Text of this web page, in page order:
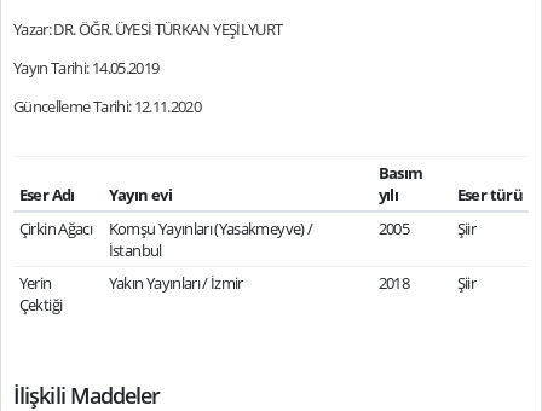
Yazar: DR. ÖĞR. ÜYESİ TÜRKAN YEŞİLYURT
Yayın Tarihi: 14.05.2019
Güncelleme Tarihi: 12.11.2020
Eser Adı Yayın evi
Basım
yılı
Eser türü
Çirkin Ağacı
Komşu Yayınları (Yasakmeyve) /
İstanbul
2005 Şiir
Yerin
Çektiği
Yakın Yayınları / İzmir 2018 Şiir
İlişkili Maddeler